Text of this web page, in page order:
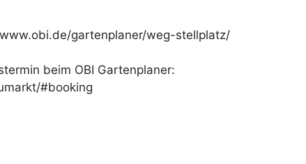
gartenplaner/weg-stellplatz/
beim OBI Gartenplaner:
#booking